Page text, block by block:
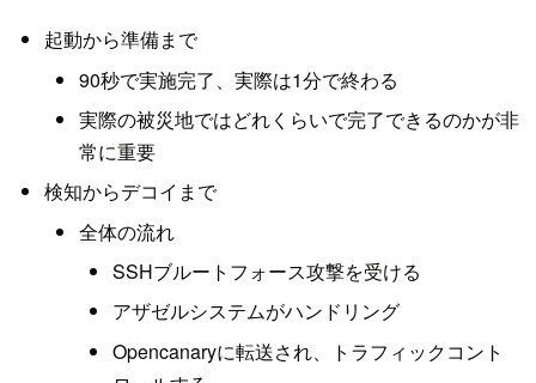
起動から準備まで
90秒で実施完了、実際は1分で終わる
実際の被災地ではどれくらいで完了できるのかが非
常に重要
検知からデコイまで
全体の流れ
SSHブルートフォース攻撃を受ける
アザゼルシステムがハンドリング
Opencanaryに転送され、トラフィックコント